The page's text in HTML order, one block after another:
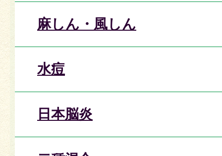
麻しん・風しん
水痘
日本脳炎